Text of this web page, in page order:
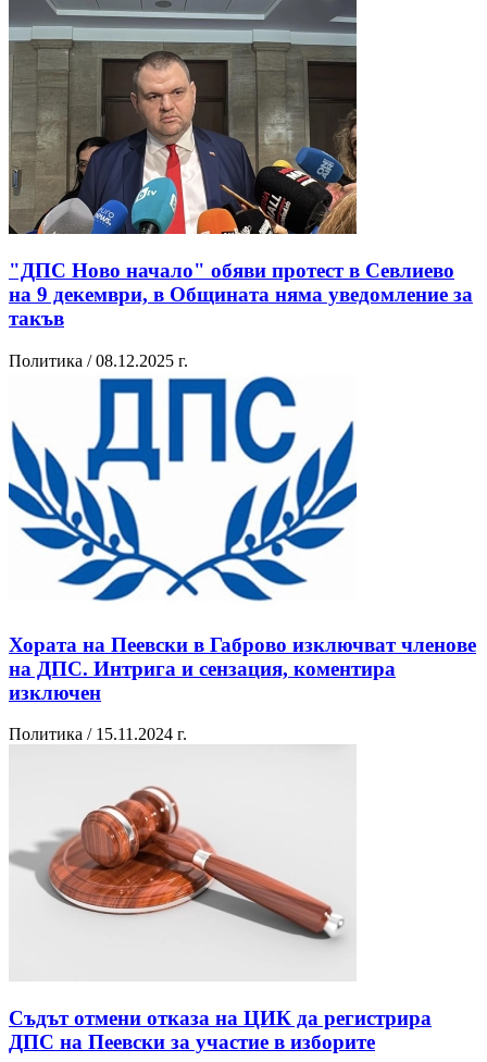
"ДПС Ново начало" обяви протест в Севлиево
на 9 декември, в Общината няма уведомление за
такъв
Политика / 08.12.2025 г.
Хората на Пеевски в Габрово изключват членове
на ДПС. Интрига и сензация, коментира
изключен
Политика / 15.11.2024 г.
Съдът отмени отказа на ЦИК да регистрира
ДПС на Пеевски за участие в изборите